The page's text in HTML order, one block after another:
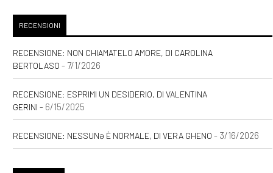
RECENSIONI
RECENSIONE: NON CHIAMATELO AMORE, DI CAROLINA
BERTOLASO - 7/1/2026
RECENSIONE: ESPRIMI UN DESIDERIO, DI VALENTINA
GERINI - 6/15/2025
RECENSIONE: NESSUNƏ È NORMALE, DI VERA GHENO - 3/16/2026